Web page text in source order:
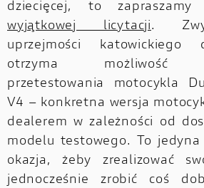
dziecięcej, to
wyjątkowej licytacji.
uprzejmości katowickiego
otrzyma możliwość
przetestowania motocykla
V4 – konkretna wersja
dealerem w zależności od
modelu testowego. To jedyna
okazja, żeby zrealizować
jednocześnie zrobić coś